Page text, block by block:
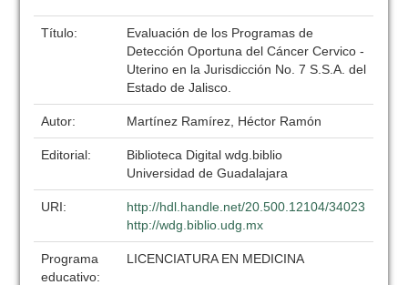
Título:
Evaluación de los Programas de
Detección Oportuna del Cáncer Cervico -
Uterino en la Jurisdicción No. 7 S.S.A. del
Estado de Jalisco.
Autor: Martínez Ramírez, Héctor Ramón
Editorial:
Biblioteca Digital wdg.biblio
Universidad de Guadalajara
URI:
http://hdl.handle.net/20.500.12104/34023
http://wdg.biblio.udg.mx
Programa
educativo:
LICENCIATURA EN MEDICINA